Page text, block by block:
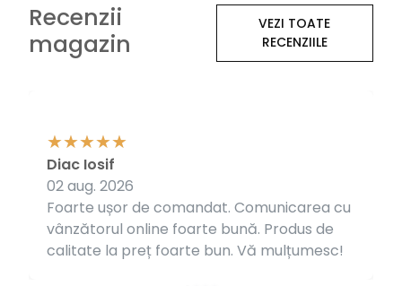
Recenzii
magazin
VEZI TOATE
RECENZIILE
Foarte ușor de comandat. Comunicarea cu
vânzătorul online foarte bună. Produs de
calitate la preț foarte bun. Vă mulțumesc!
Diac Iosif
02 aug. 2026